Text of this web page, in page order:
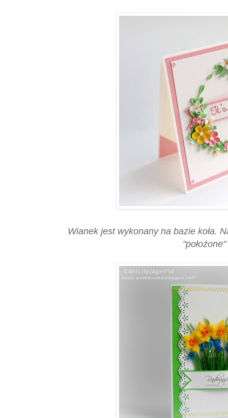
Wianek jest wykonany na bazie koła.